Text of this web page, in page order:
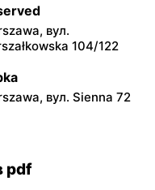
вул.
104/122
вул. Sienna 72
pdf